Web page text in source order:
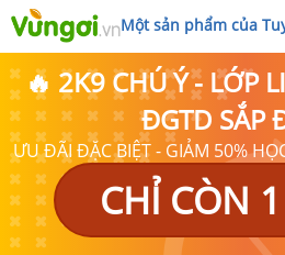
Một sản phẩm của
🔥 2K9 CHÚ Ý - LỚP
ĐGTD SẮP
ƯU ĐÃI ĐẶC BIỆT - GIẢM 50%
CHỈ CÒN